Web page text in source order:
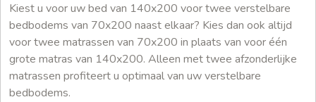
Kiest u voor uw bed van 140x200 voor twee verstelbare
bedbodems van 70x200 naast elkaar? Kies dan ook altijd
voor twee matrassen van 70x200 in plaats van voor één
grote matras van 140x200. Alleen met twee afzonderlijke
matrassen profiteert u optimaal van uw verstelbare
bedbodems.